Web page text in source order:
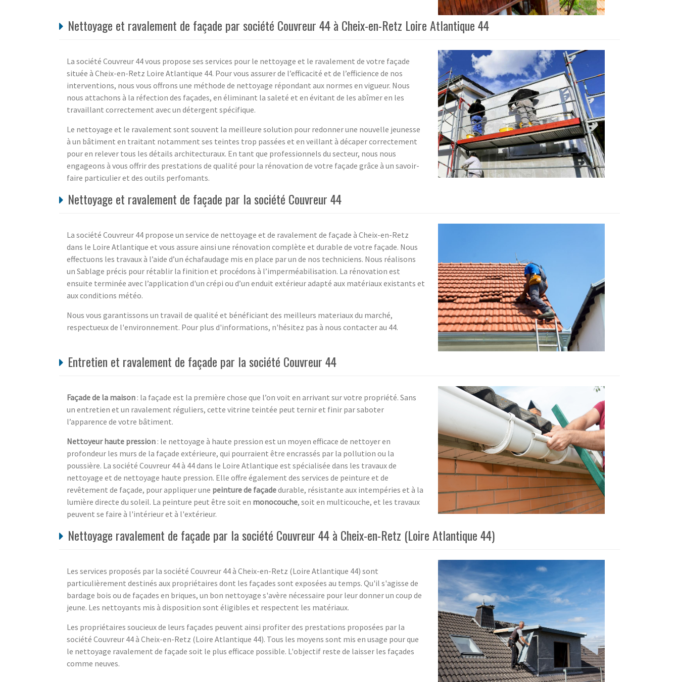
Nettoyage et ravalement de façade par société Couvreur 44 à Cheix-en-Retz Loire Atlantique 44
La société Couvreur 44 vous propose ses services pour le nettoyage et le ravalement de votre façade
située à Cheix-en-Retz Loire Atlantique 44. Pour vous assurer de l’efficacité et de l’efficience de nos
interventions, nous vous offrons une méthode de nettoyage répondant aux normes en vigueur. Nous
nous attachons à la réfection des façades, en éliminant la saleté et en évitant de les abîmer en les
travaillant correctement avec un détergent spécifique.
Le nettoyage et le ravalement sont souvent la meilleure solution pour redonner une nouvelle jeunesse
à un bâtiment en traitant notamment ses teintes trop passées et en veillant à décaper correctement
pour en relever tous les détails architecturaux. En tant que professionnels du secteur, nous nous
engageons à vous offrir des prestations de qualité pour la rénovation de votre façade grâce à un savoir-
faire particulier et des outils perfomants.
Nettoyage et ravalement de façade par la société Couvreur 44
La société Couvreur 44 propose un service de nettoyage et de ravalement de façade à Cheix-en-Retz
dans le Loire Atlantique et vous assure ainsi une rénovation complète et durable de votre façade. Nous
effectuons les travaux à l’aide d’un échafaudage mis en place par un de nos techniciens. Nous réalisons
un Sablage précis pour rétablir la finition et procédons à l’imperméabilisation. La rénovation est
ensuite terminée avec l’application d'un crépi ou d’un enduit extérieur adapté aux matériaux existants et
aux conditions météo.
Nous vous garantissons un travail de qualité et bénéficiant des meilleurs materiaux du marché,
respectueux de l'environnement. Pour plus d'informations, n'hésitez pas à nous contacter au 44.
Entretien et ravalement de façade par la société Couvreur 44
Façade de la maison : la façade est la première chose que l’on voit en arrivant sur votre propriété. Sans
un entretien et un ravalement réguliers, cette vitrine teintée peut ternir et finir par saboter
l’apparence de votre bâtiment.
Nettoyeur haute pression : le nettoyage à haute pression est un moyen efficace de nettoyer en
profondeur les murs de la façade extérieure, qui pourraient être encrassés par la pollution ou la
poussière. La société Couvreur 44 à 44 dans le Loire Atlantique est spécialisée dans les travaux de
nettoyage et de nettoyage haute pression. Elle offre également des services de peinture et de
revêtement de façade, pour appliquer une peinture de façadedurable, résistante aux intempéries et à la
lumière directe du soleil. La peinture peut être soit en monocouche, soit en multicouche, et les travaux
peuvent se faire à l'intérieur et à l'extérieur.
Nettoyage ravalement de façade par la société Couvreur 44 à Cheix-en-Retz (Loire Atlantique 44)
Les services proposés par la société Couvreur 44 à Cheix-en-Retz (Loire Atlantique 44) sont
particulièrement destinés aux propriétaires dont les façades sont exposées au temps. Qu'il s'agisse de
bardage bois ou de façades en briques, un bon nettoyage s'avère nécessaire pour leur donner un coup de
jeune. Les nettoyants mis à disposition sont éligibles et respectent les matériaux.
Les propriétaires soucieux de leurs façades peuvent ainsi profiter des prestations proposées par la
société Couvreur 44 à Cheix-en-Retz (Loire Atlantique 44). Tous les moyens sont mis en usage pour que
le nettoyage ravalement de façade soit le plus efficace possible. L'objectif reste de laisser les façades
comme neuves.